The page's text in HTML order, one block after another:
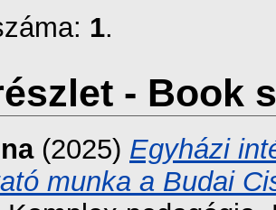
1.
- Book
(2025) Egyházi
munka a Budai